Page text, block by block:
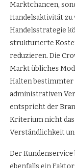
Marktchancen,
Handelsaktivität zu
Handelsstrategie
strukturierte
reduzieren. Die
Markt übliches
Halten bestimmter
administrativen
entspricht der
Kriterium nicht das
Verständlichkeit
Der